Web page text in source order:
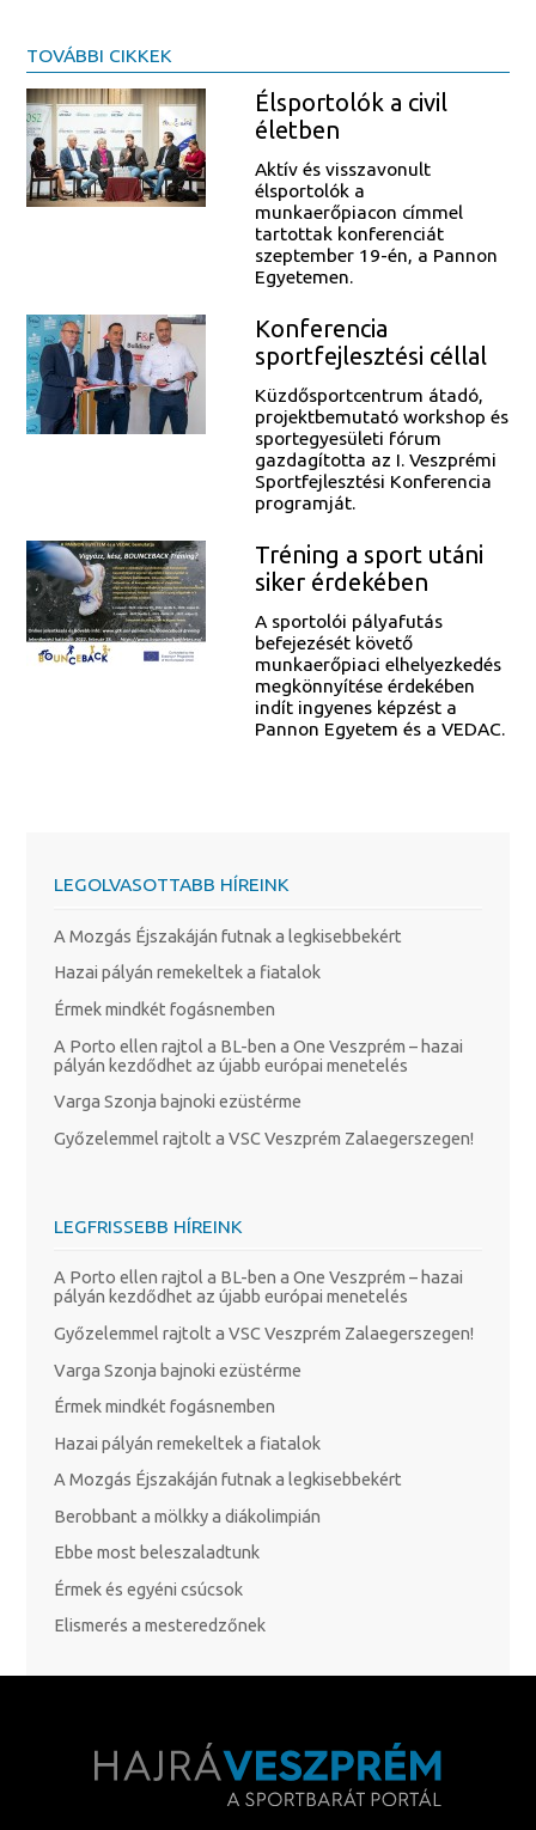
TOVÁBBI CIKKEK
Élsportolók a civil
életben
Aktív és visszavonult
élsportolók a
munkaerőpiacon címmel
tartottak konferenciát
szeptember 19-én, a Pannon
Egyetemen.
Konferencia
sportfejlesztési céllal
Küzdősportcentrum átadó,
projektbemutató workshop és
sportegyesületi fórum
gazdagította az I. Veszprémi
Sportfejlesztési Konferencia
programját.
Tréning a sport utáni
siker érdekében
A sportolói pályafutás
befejezését követő
munkaerőpiaci elhelyezkedés
megkönnyítése érdekében
indít ingyenes képzést a
Pannon Egyetem és a VEDAC.
LEGOLVASOTTABB HÍREINK
A Mozgás Éjszakáján futnak a legkisebbekért
Hazai pályán remekeltek a fiatalok
Érmek mindkét fogásnemben
A Porto ellen rajtol a BL-ben a One Veszprém – hazai
pályán kezdődhet az újabb európai menetelés
Varga Szonja bajnoki ezüstérme
Győzelemmel rajtolt a VSC Veszprém Zalaegerszegen!
LEGFRISSEBB HÍREINK
A Porto ellen rajtol a BL-ben a One Veszprém – hazai
pályán kezdődhet az újabb európai menetelés
Győzelemmel rajtolt a VSC Veszprém Zalaegerszegen!
Varga Szonja bajnoki ezüstérme
Érmek mindkét fogásnemben
Hazai pályán remekeltek a fiatalok
A Mozgás Éjszakáján futnak a legkisebbekért
Berobbant a mölkky a diákolimpián
Ebbe most beleszaladtunk
Érmek és egyéni csúcsok
Elismerés a mesteredzőnek